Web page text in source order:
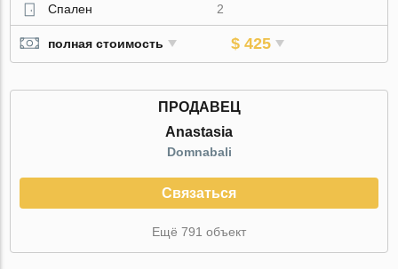
Спален
2
полная стоимость $ 425
ПРОДАВЕЦ
Anastasia
Domnabali
Связаться
Ещё 791 объект